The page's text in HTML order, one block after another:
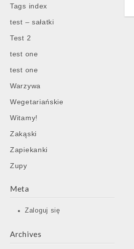
Tags index
test – sałatki
Test 2
test one
test one
Warzywa
Wegetariańskie
Witamy!
Zakąski
Zapiekanki
Zupy
Meta
Zaloguj się
Archives